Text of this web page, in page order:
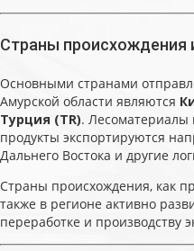
Страны происхождения
Основными странами
Амурской области являются
Турция (TR). Лесоматериалы
продукты экспортируются
Дальнего Востока и другие
Страны происхождения, как
также в регионе активно
переработке и производству